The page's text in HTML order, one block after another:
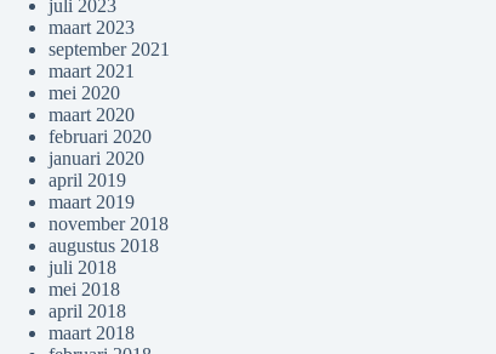
juli 2023
maart 2023
september 2021
maart 2021
mei 2020
maart 2020
februari 2020
januari 2020
april 2019
maart 2019
november 2018
augustus 2018
juli 2018
mei 2018
april 2018
maart 2018